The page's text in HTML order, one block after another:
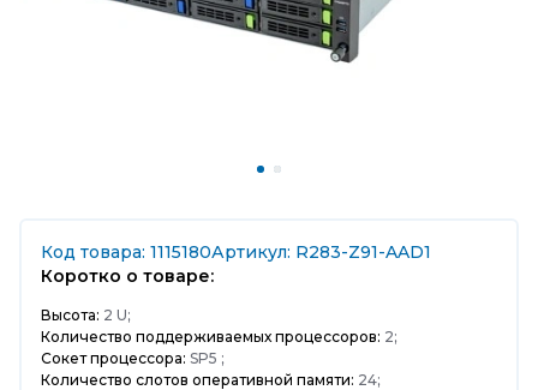
Код товара: 1115180Артикул: R283-Z91-AAD1
Коротко о товаре:
Высота: 2 U;
Количество поддерживаемых процессоров: 2;
Сокет процессора: SP5 ;
Количество слотов оперативной памяти: 24;